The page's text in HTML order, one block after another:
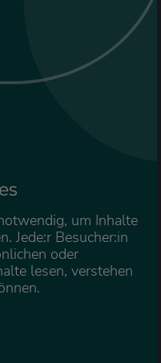
um Inhalte
Jede:r Besucher:in
oder
lesen, verstehen